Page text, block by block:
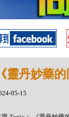
《靈丹妙藥
05-15